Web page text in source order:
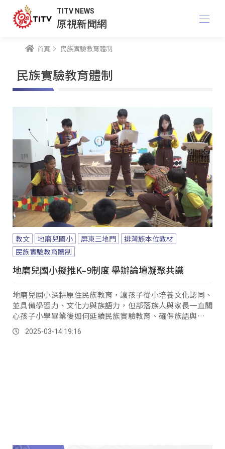
TITV NEWS
原視新聞網
首頁 民族實驗教育體制
民族實驗教育體制
教文 地磨兒國小 屏東三地門
排灣族本位教材
民族實驗教育體制
地磨兒國小擬推K–9制度 舉辦論壇凝聚共識
地磨兒國小深耕原住民族教育，讓孩子從小培養文化認同、
並具備學習力、文化力與族語力，但部落族人與家長一直關
心孩子小學畢業後如何延續民族實驗教育、確保族語與傳統
文化得以延續，部落期盼地磨兒國小推動「K–9」教育體
制，讓學生從幼兒園到九年級都能在原校完成民族教育。
2025-03-14 19:16